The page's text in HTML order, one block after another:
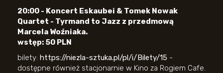
20:00 - Koncert Eskaubei & Tomek Nowak
Quartet - Tyrmand to Jazz z przedmową
Marcela Woźniaka.
wstęp: 50 PLN
bilety: https://niezla-sztuka.pl/pl/i/Bilety/15 -
dostępne również stacjonarnie w Kino za Rogiem Cafe.